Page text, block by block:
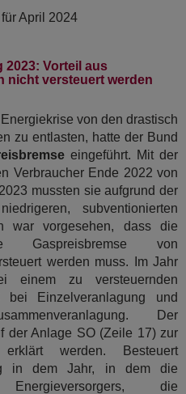
April 2024
2023: Vorteil aus
nicht versteuert werden
von den drastisch
zu entlasten, hatte der Bund
eingeführt. Mit der
Verbraucher Ende 2022 von
mussten sie aufgrund der
subventionierten
war vorgesehen, dass die
Gaspreisbremse von
werden muss. Im Jahr
zu versteuernden
Einzelveranlagung und
Der
der Anlage SO (Zeile 17) zur
erklärt werden. Besteuert
in dem Jahr, in dem die
die